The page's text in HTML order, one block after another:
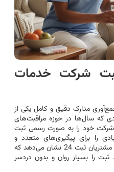
شرکت خدمات
مدارک دقیق و کامل یکی از
که سال‌ها در حوزه مراقبت‌های
شرکت خود را به صورت رسمی ثبت
را برای پیگیری‌های متعدد و
اصلاحات هدر می‌دهد. تجربه یکی از مشتریان ثبت 24 نشان می‌دهد که
ثبت را بسیار روان و بدون دردسر